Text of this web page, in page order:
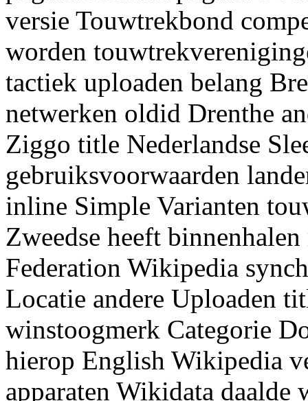
versie Touwtrekbond
worden
tactiek uploaden belang
netwerken oldid Drenthe
Ziggo title Nederlandse
gebruiksvoorwaarden
inline Simple Varianten
Zweedse heeft
Federation Wikipedia
Locatie andere Uploaden
winstoogmerk Categorie
hierop English Wikipedia
apparaten Wikidata daalde